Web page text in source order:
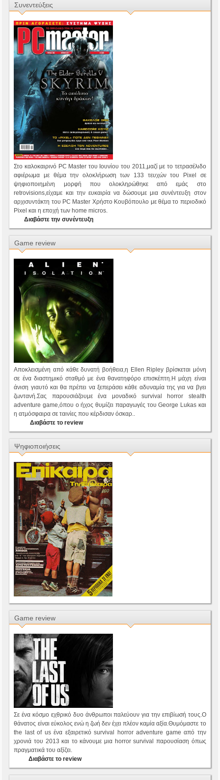
Συνεντεύξεις
Στο καλοκαιρινό PC Master του Ιουνίου του 2011,μαζί με το τετρασέλιδο
αφιέρωμα με θέμα την ολοκλήρωση των 133 τευχών του Pixel σε
ψηφιοποιημένη μορφή που ολοκληρώθηκε από εμάς στο
retrovisions,είχαμε και την ευκαιρία να δώσουμε μια συνέντευξη στον
αρχισυντάκτη του PC Master Χρήστο Κουβόπουλο με θέμα το περιοδικό
Pixel και η εποχή των home micros.
Διαβάστε την συνέντευξη
Game review
Αποκλεισμένη από κάθε δυνατή βοήθεια,η Ellen Ripley βρίσκεται μόνη
σε ένα διαστημικό σταθμό με ένα θανατηφόρο επισκέπτη.Η μάχη είναι
άνιση γιαυτό και θα πρέπει να ξεπεράσει κάθε αδυναμία της για να βγει
ζωντανή.Σας παρουσιάζουμε ένα μοναδικό survival horror stealth
adventure game,όπου ο ήχος θυμίζει παραγωγές του George Lukas και
η ατμόσφαιρα σε ταινίες που κέρδισαν όσκαρ..
Διαβάστε το review
Ψηφιοποιήσεις
Game review
Σε ένα κόσμο εχθρικό δυο άνθρωποι παλεύουν για την επιβίωσή τους.Ο
θάνατος είναι εύκολος ενώ η ζωή δεν έχει πλέον καμία αξία.Θυμόμαστε το
the last of us ένα εξαιρετικό survival horror adventure game από την
χρονιά του 2013 και το κάνουμε μια horror survival παρουσίαση όπως
πραγματικά του αξίζει.
Διαβάστε το review